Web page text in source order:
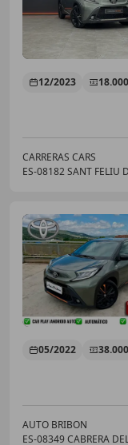
12/2023
CARRERAS CARS
ES-08182 SANT FELIU
05/2022
AUTO BRIBON
ES-08349 CABRERA